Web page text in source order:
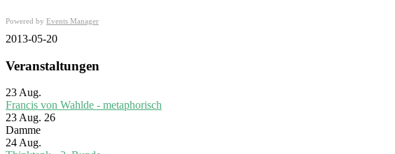
Powered by Events Manager
2013-05-20
Veranstaltungen
23 Aug.
Francis von Wahlde - metaphorisch
23 Aug. 26
Damme
24 Aug.